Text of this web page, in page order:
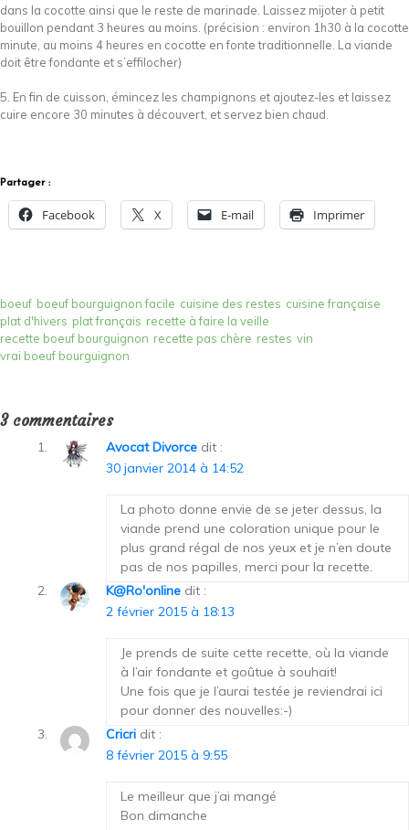
dans la cocotte ainsi que le reste de marinade. Laissez mijoter à petit
bouillon pendant 3 heures au moins. (précision : environ 1h30 à la cocotte
minute, au moins 4 heures en cocotte en fonte traditionnelle. La viande
doit être fondante et s’effilocher)
5. En fin de cuisson, émincez les champignons et ajoutez-les et laissez
cuire encore 30 minutes à découvert, et servez bien chaud.
Partager :
Facebook X E-mail Imprimer
boeuf boeuf bourguignon facile cuisine des restes cuisine française
plat d'hivers plat français recette à faire la veille
recette boeuf bourguignon recette pas chère restes vin
vrai boeuf bourguignon
3 commentaires
Avocat Divorce dit :
30 janvier 2014 à 14:52
La photo donne envie de se jeter dessus, la
viande prend une coloration unique pour le
plus grand régal de nos yeux et je n’en doute
pas de nos papilles, merci pour la recette.
K@ro'online dit :
2 février 2015 à 18:13
Je prends de suite cette recette, où la viande
à l’air fondante et goûtue à souhait!
Une fois que je l’aurai testée je reviendrai ici
pour donner des nouvelles:-)
Cricri dit :
8 février 2015 à 9:55
Le meilleur que j’ai mangé
Bon dimanche